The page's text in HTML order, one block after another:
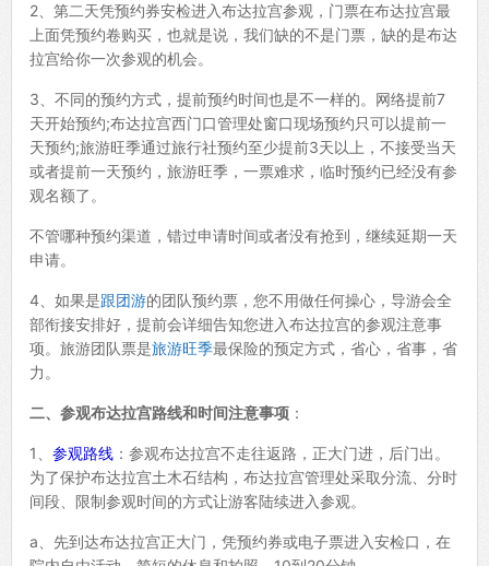
2、第二天凭预约券安检进入布达拉宫参观，门票在布达拉宫最
上面凭预约卷购买，也就是说，我们缺的不是门票，缺的是布达
拉宫给你一次参观的机会。
3、不同的预约方式，提前预约时间也是不一样的。网络提前7
天开始预约;布达拉宫西门口管理处窗口现场预约只可以提前一
天预约;旅游旺季通过旅行社预约至少提前3天以上，不接受当天
或者提前一天预约，旅游旺季，一票难求，临时预约已经没有参
观名额了。
不管哪种预约渠道，错过申请时间或者没有抢到，继续延期一天
申请。
4、如果是跟团游的团队预约票，您不用做任何操心，导游会全
部衔接安排好，提前会详细告知您进入布达拉宫的参观注意事
项。旅游团队票是旅游旺季最保险的预定方式，省心，省事，省
力。
二、参观布达拉宫路线和时间注意事项 ：
1、 参观路线 ：参观布达拉宫不走往返路，正大门进，后门出。
为了保护布达拉宫土木石结构，布达拉宫管理处采取分流、分时
间段、限制参观时间的方式让游客陆续进入参观。
a、先到达布达拉宫正大门，凭预约券或电子票进入安检口，在